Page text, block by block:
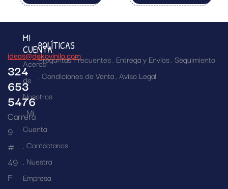
ideas@dekovinilo.com
324
653
5476
Carrera
9
#
49
F
MI
CUENTA
Acerca
de
Nosotros
Mi
Cuenta
Contáctanos
Nuestra
Empresa
POLÍTICAS
Preguntas Frecuentes Entrega y Envíos Seguimiento
Condiciones de Venta Aviso Legal